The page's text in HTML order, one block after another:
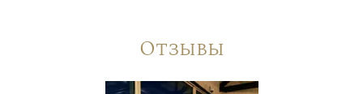
Отзывы